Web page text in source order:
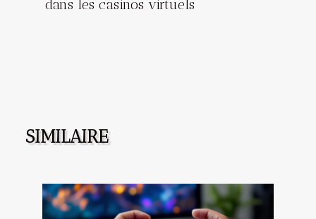
dans les casinos virtuels
SIMILAIRE